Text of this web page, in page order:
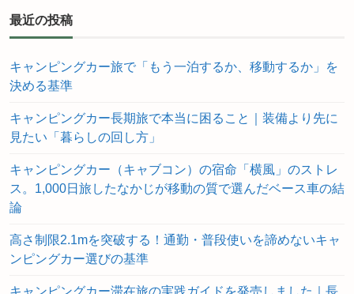
最近の投稿
キャンピングカー旅で「もう一泊するか、移動するか」を
決める基準
キャンピングカー長期旅で本当に困ること｜装備より先に
見たい「暮らしの回し方」
キャンピングカー（キャブコン）の宿命「横風」のストレ
ス。1,000日旅したなかじが移動の質で選んだベース車の結
論
高さ制限2.1mを突破する！通勤・普段使いを諦めないキャ
ンピングカー選びの基準